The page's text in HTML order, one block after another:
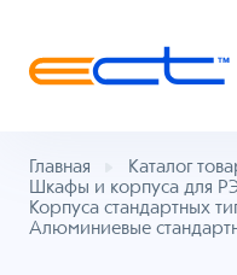
Главная
Каталог
Шкафы и корпуса для
Корпуса стандартных
Алюминиевые